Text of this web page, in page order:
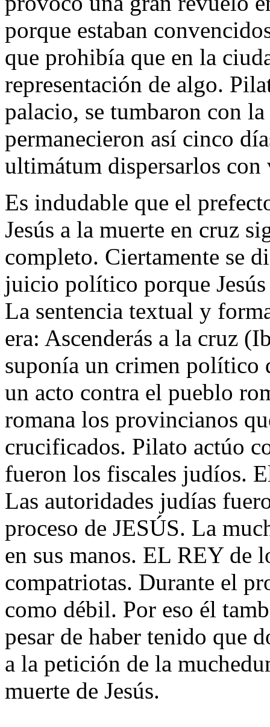
porque estaban
que prohibía que en la
representación de algo.
palacio, se tumbaron con
permanecieron así cinco
ultimátum dispersarlos
Es indudable que el
Jesús a la muerte en cruz
completo. Ciertamente se
juicio político porque
La sentencia textual y
era: Ascenderás a la cruz
suponía un crimen político
un acto contra el pueblo
romana los provincianos
crucificados. Pilato actúo
fueron los fiscales judíos.
Las autoridades judías
proceso de JESÚS. La
en sus manos. EL REY de
compatriotas. Durante el
como débil. Por eso él
pesar de haber tenido que
a la petición de la
muerte de Jesús.